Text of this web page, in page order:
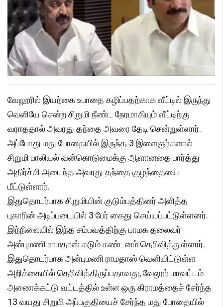
வேலூரில் இயற்கை உபாதை கழிப்பதற்காக வீட்டில் இருந்து
வெளியே சென்ற சிறுமி நீண்ட நேரமாகியும் வீட்டிற்கு
வராததால் அவரது தந்தை அவரை தேடி சென்றுள்ளார்.
அப்போது மது போதையில் இருந்த 3 இளைஞர்களால்
சிறுமி பாலியல் வன்கொடுமைக்கு ஆளானதை பார்த்து
அதிர்ச்சி அடைந்த அவரது தந்தை குழந்தையை
மீட்டுள்ளார்.
இதுதொடர்பாக சிறுமியின் குடும்பத்தினர் அளித்த
புகாரின் அடிப்படையில் 3 பேர் கைது செய்யப்பட்டுள்ளனர்.
இந்நிலையில் இந்த சம்பவத்திற்கு பாமக தலைவர்
அன்புமணி ராமதாஸ் கடும் கண்டனம் தெரிவித்துள்ளார்.
இதுதொடர்பாக அன்புமணி ராமதாஸ் வெளியிட்டுள்ள
அறிக்கையில் தெரிவித்திருப்பதாவது, வேலூர் மாவட்டம்
அணைக்கட்டு வட்டத்தில் உள்ள ஒரு கிராமத்தைச் சேர்ந்த
13 வயது சிறுமி அப்பகுதியைச் சேர்ந்த மது போதையில்